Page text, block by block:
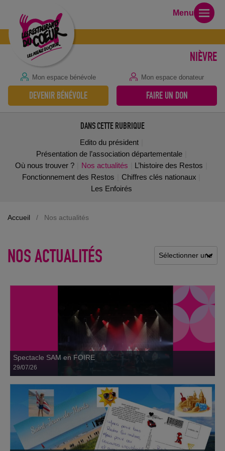
NIÈVRE
Mon espace bénévole Mon espace donateur
DEVENIR BÉNÉVOLE FAIRE UN DON
Menu
DANS CETTE RUBRIQUE
Edito du président
Présentation de l’association départementale
Où nous trouver ?
Nos actualités
L’histoire des Restos
Fonctionnement des Restos
Chiffres clés nationaux
Les Enfoirés
Accueil / Nos actualités
NOS ACTUALITÉS
Spectacle SAM en FOIRE
29/07/26
Spectacle SAM en FOIRE
Vacances au bord de la mer, ils en rêvaient !
06 juillet
Restos du Cœur de la Nièvre : co-financement par
l’Union Européenne FSE+